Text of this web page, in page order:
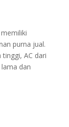
purna jual.
AC dari
dan